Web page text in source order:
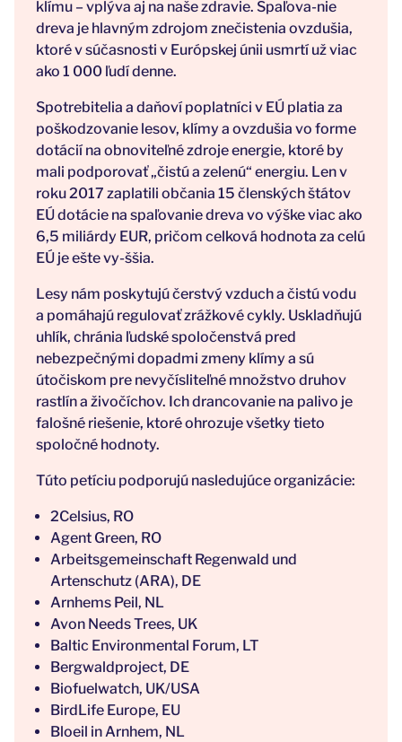
klímu – vplýva aj na naše zdravie. Spaľova-nie
dreva je hlavným zdrojom znečistenia ovzdušia,
ktoré v súčasnosti v Európskej únii usmrtí už viac
ako 1 000 ľudí denne.
Spotrebitelia a daňoví poplatníci v EÚ platia za
poškodzovanie lesov, klímy a ovzdušia vo forme
dotácií na obnoviteľné zdroje energie, ktoré by
mali podporovať „čistú a zelenú“ energiu. Len v
roku 2017 zaplatili občania 15 členských štátov
EÚ dotácie na spaľovanie dreva vo výške viac ako
6,5 miliárdy EUR, pričom celková hodnota za celú
EÚ je ešte vy-ššia.
Lesy nám poskytujú čerstvý vzduch a čistú vodu
a pomáhajú regulovať zrážkové cykly. Uskladňujú
uhlík, chránia ľudské spoločenstvá pred
nebezpečnými dopadmi zmeny klímy a sú
útočiskom pre nevyčísliteľné množstvo druhov
rastlín a živočíchov. Ich drancovanie na palivo je
falošné riešenie, ktoré ohrozuje všetky tieto
spoločné hodnoty.
Túto petíciu podporujú nasledujúce organizácie:
2Celsius, RO
Agent Green, RO
Arbeitsgemeinschaft Regenwald und
Artenschutz (ARA), DE
Arnhems Peil, NL
Avon Needs Trees, UK
Baltic Environmental Forum, LT
Bergwaldproject, DE
Biofuelwatch, UK/USA
BirdLife Europe, EU
Bloeil in Arnhem, NL